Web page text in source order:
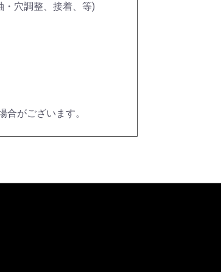
穴調整、接着、等)
がございます。